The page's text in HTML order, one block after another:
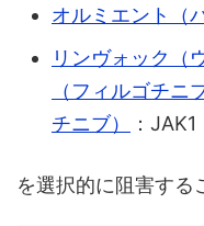
オルミエント（
リンヴォック（
（フィルゴチニ
チニブ）
：JAK1
を選択的に阻害する